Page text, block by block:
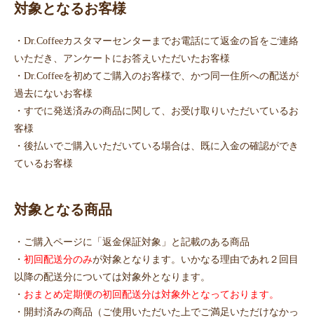
対象となるお客様
・Dr.Coffeeカスタマーセンターまでお電話にて返金の旨をご連絡
いただき、アンケートにお答えいただいたお客様
・Dr.Coffeeを初めてご購入のお客様で、かつ同一住所への配送が
過去にないお客様
・すでに発送済みの商品に関して、お受け取りいただいているお
客様
・後払いでご購入いただいている場合は、既に入金の確認ができ
ているお客様
対象となる商品
・ご購入ページに「返金保証対象」と記載のある商品
・ 初回配送分のみが対象となります。いかなる理由であれ２回目
以降の配送分については対象外となります。
・ おまとめ定期便の初回配送分は対象外となっております。
・開封済みの商品（ご使用いただいた上でご満足いただけなかっ